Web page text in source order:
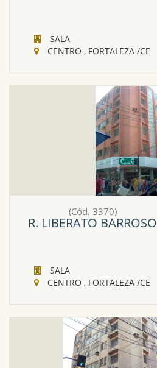
SALA
CENTRO , FORTALEZA /CE
(Cód. 3370)
R. LIBERATO BARROSO
SALA
CENTRO , FORTALEZA /CE